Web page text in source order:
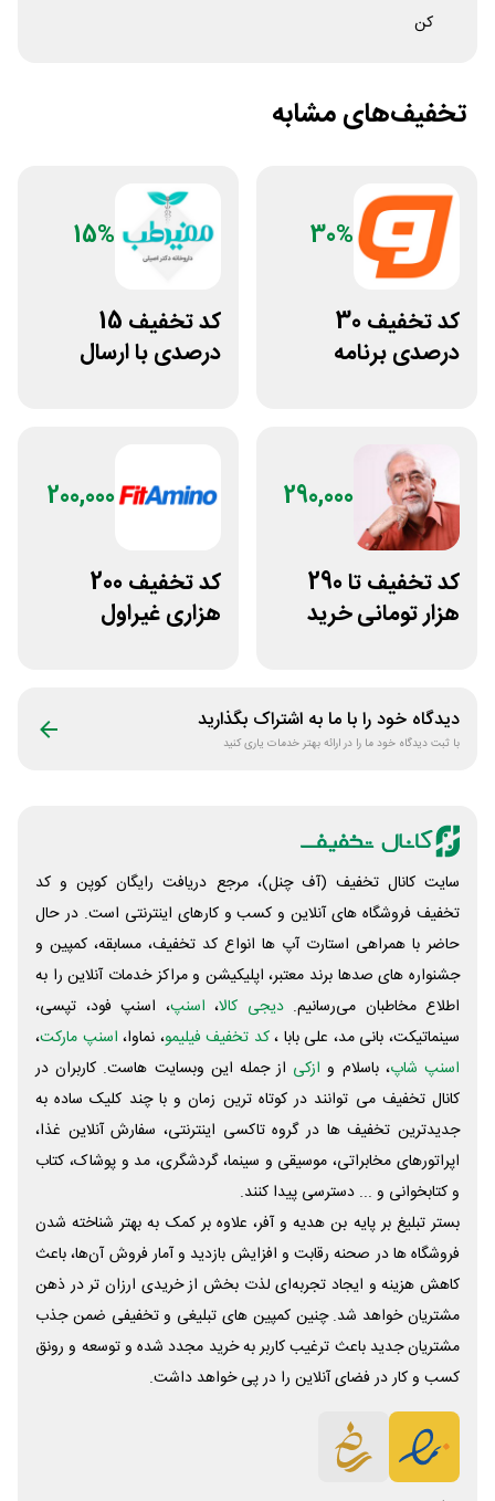
کن
تخفیف‌های مشابه
30%
کد تخفیف 30
درصدی برنامه
15%
کد تخفیف 15
درصدی با ارسال
290,000
کد تخفیف تا 290
هزار تومانی خرید
200,000
کد تخفیف 200
هزاری غیراول
دیدگاه خود را با ما به اشتراک بگذارید
با ثبت دیدگاه خود ما را در ارائه بهتر خدمات یاری کنید
سایت کانال تخفیف (آف چنل)، مرجع دریافت رایگان کوپن و کد
تخفیف فروشگاه های آنلاین و کسب و‌ کارهای اینترنتی است. در حال
حاضر با همراهی استارت آپ ها انواع کد تخفیف، مسابقه، کمپین و
جشنواره های صدها برند معتبر، اپلیکیشن و مراکز خدمات آنلاین را به
اطلاع مخاطبان می‌رسانیم. دیجی کالا، اسنپ، اسنپ فود، تپسی،
سینماتیکت، بانی مد، علی‌ بابا ،کد تخفیف فیلیمو، نماوا، اسنپ مارکت،
اسنپ شاپ، باسلام و ازکی از جمله این وبسایت ‌هاست. کاربران در
کانال تخفیف می توانند در کوتاه ترین زمان و با چند کلیک ساده به
جدیدترین تخفیف ها در گروه تاکسی اینترنتی، سفارش آنلاین غذا،
اپراتورهای مخابراتی، موسیقی و سینما، گردشگری، مد و پوشاک، کتاب
و کتابخوانی و ... دسترسی پیدا کنند.
بستر تبلیغ بر پایه بن هدیه و آفر، علاوه بر کمک به بهتر شناخته شدن
فروشگاه ها در صحنه رقابت و افزایش بازدید و آمار فروش آن‌ها، باعث
کاهش هزینه و ایجاد تجربه‌ای لذت بخش از خریدی ارزان تر در ذهن
مشتریان خواهد شد. چنین کمپین های تبلیغی و تخفیفی ضمن جذب
مشتریان جدید باعث ترغیب کاربر به خرید مجدد شده و توسعه و رونق
کسب و کار در فضای آنلاین را در پی خواهد داشت.